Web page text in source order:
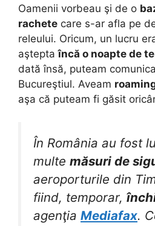
Oamenii vorbeau şi de o
rachete care s-ar afla pe
releului. Oricum, un lucru
aşteptaîncă o noapte de
dată însă, puteam
Bucureştiul. Aveam
aşa că puteam fi găsit
În România au fost
multe măsuri de
aeroporturile din
fiind, temporar,
agenţia Mediafax.